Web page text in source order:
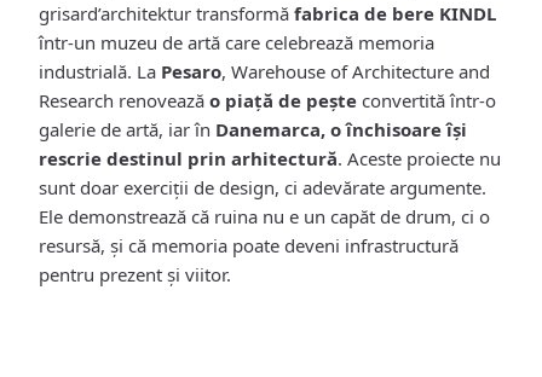
grisard’architektur transformă fabrica de bere KINDL
într-un muzeu de artă care celebrează memoria
industrială. La Pesaro, Warehouse of Architecture and
Research renovează o piață de pește convertită într-o
galerie de artă, iar în Danemarca, o închisoare își
rescrie destinul prin arhitectură. Aceste proiecte nu
sunt doar exerciții de design, ci adevărate argumente.
Ele demonstrează că ruina nu e un capăt de drum, ci o
resursă, și că memoria poate deveni infrastructură
pentru prezent și viitor.